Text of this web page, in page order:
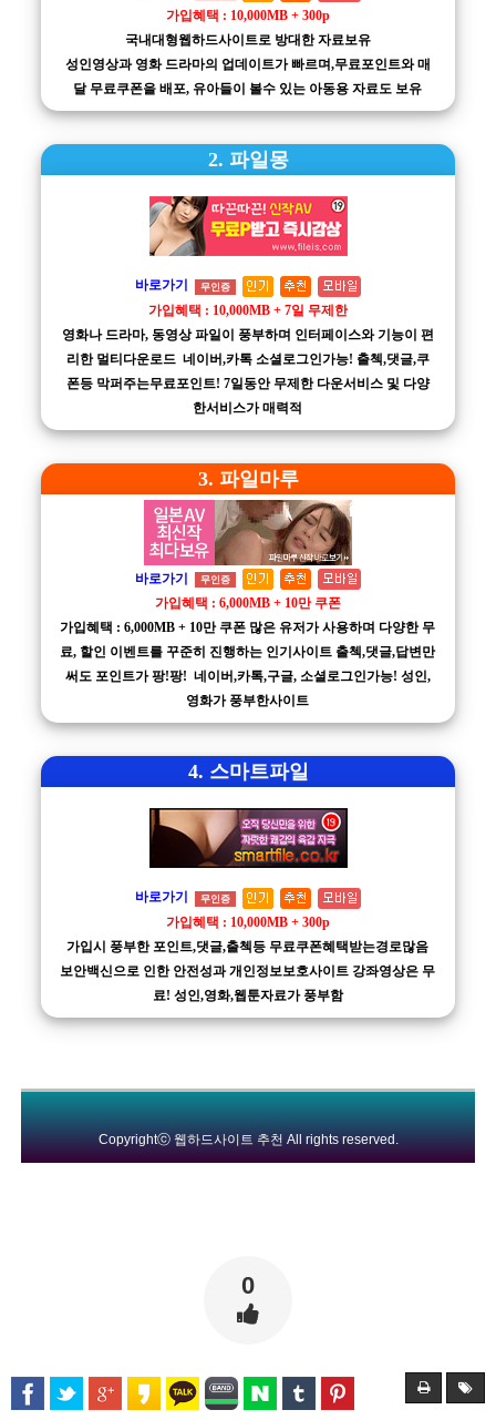
가입혜택 : 10,000MB + 300p
국내대형웹하드사이트로 방대한 자료보유
성인영상과 영화 드라마의 업데이트가 빠르며,무료포인트와 매
달 무료쿠폰을 배포, 유아들이 볼수 있는 아동용 자료도 보유
2. 파일몽
바로가기 무인증
가입혜택 : 10,000MB + 7일 무제한
영화나 드라마, 동영상 파일이 풍부하며 인터페이스와 기능이 편
리한 멀티다운로드 네이버,카톡 소셜로그인가능! 출첵,댓글,쿠
폰등 막퍼주는무료포인트! 7일동안 무제한 다운서비스 및 다양
한서비스가 매력적
3. 파일마루
바로가기 무인증
가입혜택 : 6,000MB + 10만 쿠폰
가입혜택 : 6,000MB + 10만 쿠폰 많은 유저가 사용하며 다양한 무
료, 할인 이벤트를 꾸준히 진행하는 인기사이트 출첵,댓글,답변만
써도 포인트가 팡!팡! 네이버,카톡,구글, 소셜로그인가능! 성인,
영화가 풍부한사이트
4. 스마트파일
바로가기 무인증
가입혜택 : 10,000MB + 300p
가입시 풍부한 포인트,댓글,출첵등 무료쿠폰혜택받는경로많음
보안백신으로 인한 안전성과 개인정보보호사이트 강좌영상은 무
료! 성인,영화,웹툰자료가 풍부함
Copyrightⓒ 웹하드사이트 추천 All rights reserved.
0